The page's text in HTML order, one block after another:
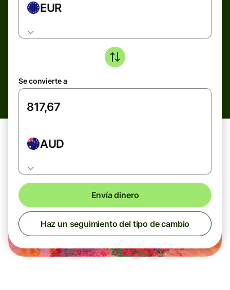
EUR
Se convierte a
AUD
Envía dinero
Haz un seguimiento del tipo de cambio